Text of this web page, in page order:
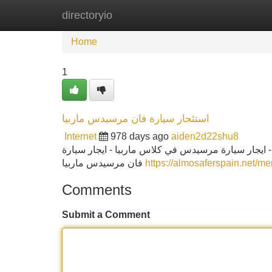
directoryio
Home
Home
1
استئجار سيارة فان مرسيدس ماربيا
Internet 978 days ago aiden2d22shu8
سيارة مرسيدس في كلاس ماربيا - ايجار سيارة
https://almosaferspain.net/
Comments
Submit a Comment